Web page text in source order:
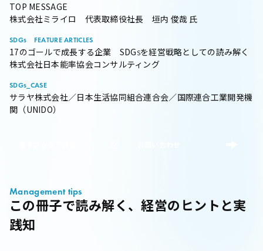
TOP MESSAGE
株式会社ミライロ 代表取締役社長 垣内 俊哉 氏
SDGs FEATURE ARTICLES
17のゴールで成長する企業 SDGsを経営戦略としての読み解く
株式会社日本能率協会コンサルティング
SDGs_CASE
サラヤ株式会社／日本生活協同組合連合会／国際連合工業開発機
関（UNIDO）
この冊子で読み解く、経営のヒントと実
践知
Management tips